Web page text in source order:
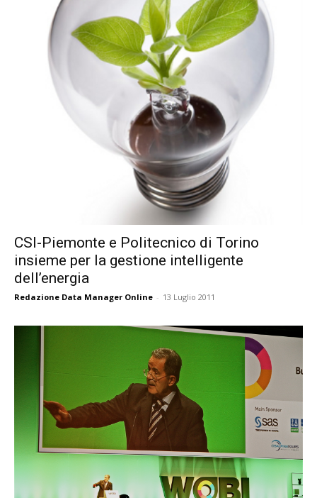
CSI-Piemonte e Politecnico di Torino
insieme per la gestione intelligente
dell’energia
Redazione Data Manager Online - 13 Luglio 2011